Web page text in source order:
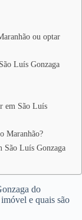
ou optar
Luís Gonzaga
em São Luís
Maranhão?
São Luís Gonzaga
do
e quais são